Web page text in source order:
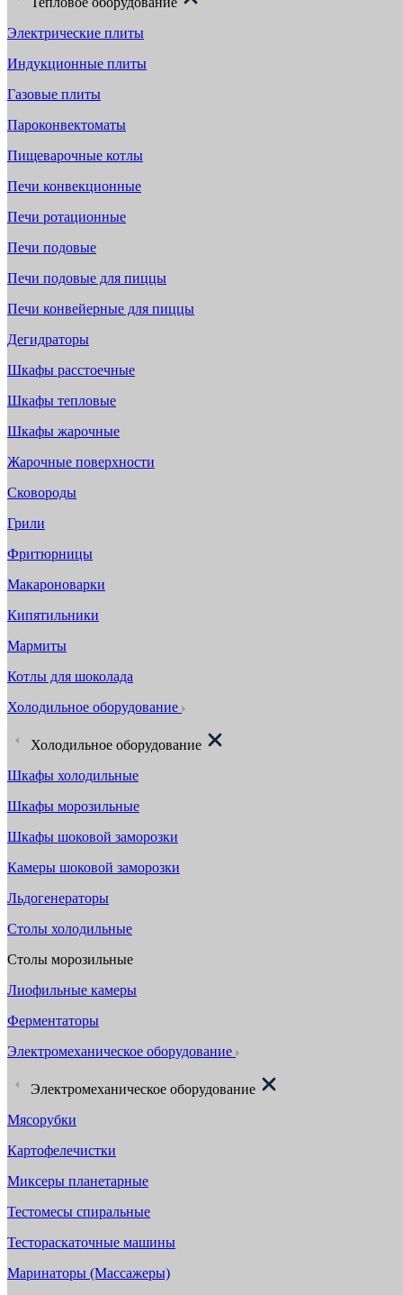
Электрические плиты
Индукционные плиты
Газовые плиты
Пароконвектоматы
Пищеварочные котлы
Печи конвекционные
Печи ротационные
Печи подовые
Печи подовые для пиццы
Печи конвейерные для пиццы
Дегидраторы
Шкафы расстоечные
Шкафы тепловые
Шкафы жарочные
Жарочные поверхности
Сковороды
Грили
Фритюрницы
Макароноварки
Кипятильники
Мармиты
Котлы для шоколада
Холодильное оборудование
Холодильное оборудование
Шкафы холодильные
Шкафы морозильные
Шкафы шоковой заморозки
Камеры шоковой заморозки
Льдогенераторы
Столы холодильные
Столы морозильные
Лиофильные камеры
Ферментаторы
Электромеханическое оборудование
Электромеханическое оборудование
Мясорубки
Картофелечистки
Миксеры планетарные
Тестомесы спиральные
Тестораскаточные машины
Маринаторы (Массажеры)